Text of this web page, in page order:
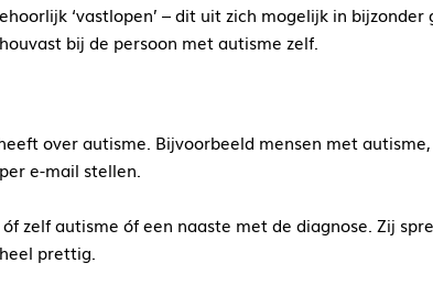
‘vastlopen’ – dit uit zich mogelijk in
bij de persoon met autisme zelf.
over autisme. Bijvoorbeeld mensen met
e-mail stellen.
zelf autisme óf een naaste met de diagnose. Zij
prettig.